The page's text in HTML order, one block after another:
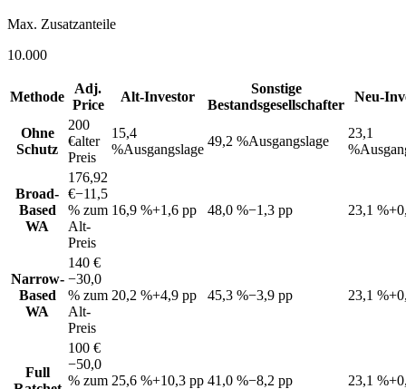
Max. Zusatzanteile
10.000
Methode
Adj.
Price
Alt-Investor
Sonstige
Bestandsgesellschafter
Neu-
Ohne
Schutz
200
€alter
Preis
15,4
%Ausgangslage
49,2 %Ausgangslage
23,1
%
Broad-
Based
WA
176,92
€−11,5
% zum
Alt-
Preis
16,9 %+1,6 pp 48,0 %−1,3 pp 23,1 %
Narrow-
Based
WA
140 €
−30,0
% zum
Alt-
Preis
20,2 %+4,9 pp 45,3 %−3,9 pp 23,1 %
Full
100 €
−50,0
% zum 25,6 %+10,3 pp 41,0 %−8,2 pp 23,1 %